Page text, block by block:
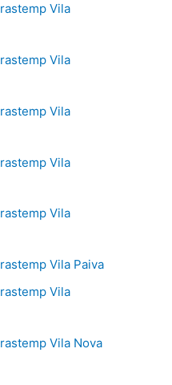
Vila
Vila
Vila
Vila
Vila
Vila Paiva
Vila
Vila Nova